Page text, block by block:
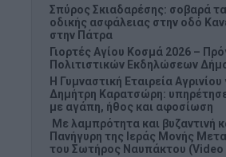
Σπύρος Σκιαδαρέσης: σοβαρά
οδικής ασφάλειας στην οδό
στην Πάτρα
Γιορτές Αγίου Κοσμά 2026 –
Πολιτιστικών Εκδηλώσεων
Η Γυμναστική Εταιρεία Αγρινίου
Δημήτρη Καρατσώρη:
με αγάπη, ήθος και αφοσίωση
Με λαμπρότητα και βυζαντινή
Πανήγυρη της Ιεράς Μονής
του Σωτήρος Ναυπάκτου (Video